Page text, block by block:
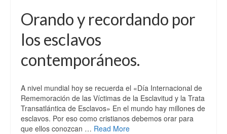
Orando y recordando por
los esclavos
contemporáneos.
A nivel mundial hoy se recuerda el «Día Internacional de
Rememoración de las Víctimas de la Esclavitud y la Trata
Transatlántica de Esclavos» En el mundo hay millones de
esclavos. Por eso como cristianos debemos orar para
que ellos conozcan … Read More